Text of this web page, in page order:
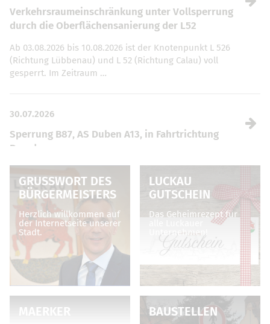
Verkehrsraumeinschränkung unter Vollsperrung
durch die Oberflächensanierung der L52
Ab 03.08.2026 bis 10.08.2026 ist der Knotenpunkt L 526
(Richtung Lübbenau) und L 52 (Richtung Calau) voll
gesperrt. Im Zeitraum …
30.07.2026
Sperrung B87, AS Duben A13, in Fahrtrichtung
Dresden
Anschlussstelle Duben (Auf- und Abfahrt) sowie die
Zufahrt …
GRUSSWORT DES B
ÜRGERMEISTERS
Herzlich willkommen auf
der Internetseite unserer
Stadt.
LUCKAU
GUTSCHEIN
Das Geheimrezept für
Unternehmen!
MAERKER BAUSTELLEN